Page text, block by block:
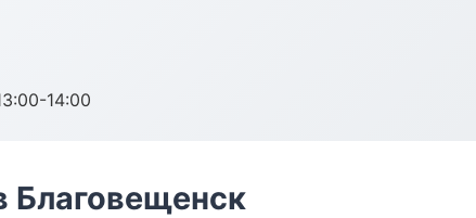
14:00
Благовещенск